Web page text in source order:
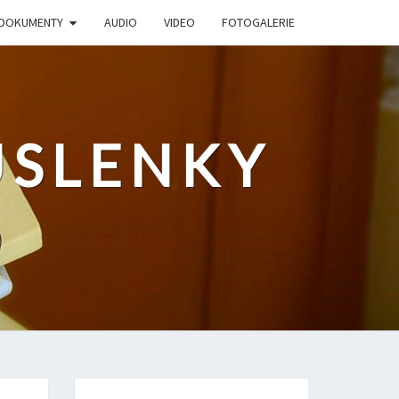
AUDIO VIDEO FOTOGALERIE